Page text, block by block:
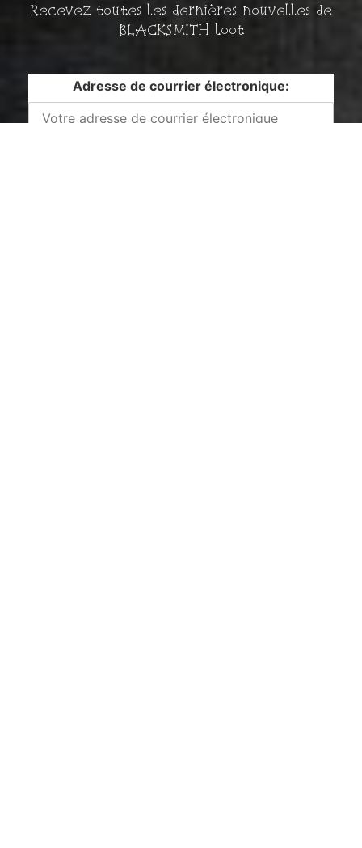
Recevez toutes les dernières nouvelles de
BLACKSMITH loot
Adresse de courrier électronique: